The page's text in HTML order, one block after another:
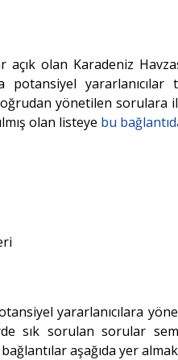
olan Karadeniz
potansiyel
yönetilen sorulara
olan listeye bu
yararlanıcılara
sık sorulan sorular
aşağıda yer